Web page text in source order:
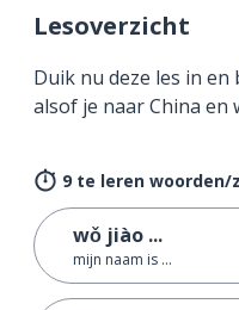
Lesoverzicht
Duik nu deze les in
alsof je naar China en
9 te leren woorden/
wǒ jiào ...
mijn naam is ...